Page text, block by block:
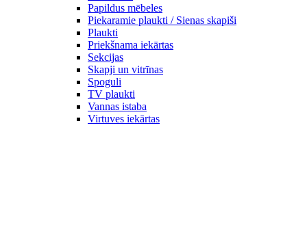
Papildus mēbeles
Piekaramie plaukti / Sienas skapiši
Plaukti
Priekšnama iekārtas
Sekcijas
Skapji un vitrīnas
Spoguli
TV plaukti
Vannas istaba
Virtuves iekārtas